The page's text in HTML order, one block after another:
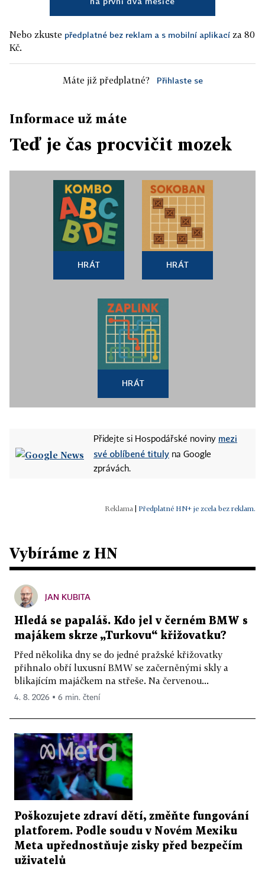
Nebo zkuste předplatné bez reklam a s mobilní aplikací za 80
Kč.
Máte již předplatné? Přihlaste se
Informace už máte
Teď je čas procvičit mozek
HRÁT HRÁT
HRÁT
Přidejte si Hospodářské noviny mezi
své oblíbené tituly na Google
zprávách.
Předplatné HN+ je zcela bez reklam.
Vybíráme z HN
JAN KUBITA
Hledá se papaláš. Kdo jel v černém BMW s
majákem skrze „Turkovu“ křižovatku?
Před několika dny se do jedné pražské křižovatky
přihnalo obří luxusní BMW se začerněnými skly a
blikajícím majáčkem na střeše. Na červenou...
4. 8. 2026 ▪ 6 min. čtení
Poškozujete zdraví dětí, změňte fungování
platforem. Podle soudu v Novém Mexiku
Meta upřednostňuje zisky před bezpečím
uživatelů